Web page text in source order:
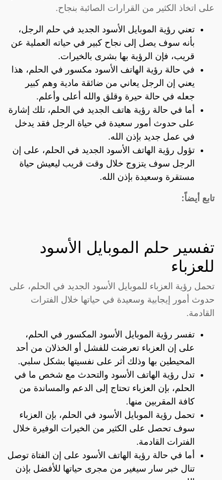
على اتخاذ الكثير من القرارات الصائبة بنجاح.
تعني رؤية الموبايل الأسود الجديد في حلم الرجل،
بأنه سوف يصل إلى نجاح كبير في حياته العملية عن
قريب، فإن الرؤية بها بشرى بالخيرات.
في حالة رؤية الهاتف الأسود مكسور في الحلم، هذا
يعني إن الرجل يعاني من ضائقة مادية وهم كبير
جعله في حالة حيرة وقلق والله أعلى وأعلم.
أما في حالة رؤية هاتف الجديد في الحلم، تلك إشارة
على حدوث أمور سعيدة في حياة الرجل فقد يدخل
في عمل جديد بإذن الله.
تؤول رؤية الهاتف الأسود الجديد في الحلم، على إن
الرجل سوف يتزوج خلال وقت قريب ليعيش حياة
مستقرة وسعيدة بإذن الله.
تابع أيضاً:
تفسير حلم الموبايل الأسود
للعزباء
تحمل رؤية العزباء للموبايل الأسود الجديد في الحلم، على
حدوث أمور إيجابية وسعيدة في حياتها خلال الفترات
القادمة.
تفسر رؤية الموبايل الأسود المكسور في الحلم،
على إن العزباء تعرضت للفشل أو الخذلان من أحد
المحيطين بها وذلك أثر على نفسيتها بشكل سلبي.
تدل رؤية الهاتف الأسود والتحدث مع شخص ما في
الحلم، بإن العزباء تحتاج إلى الدعم والمساندة من
كافة المقربين منها.
تحمل رؤية الموبايل الأسود في الحلم، بإن العزباء
سوف تحصل على الكثير من الخيرات الوفيرة خلال
الفترات القادمة.
أما في حالة رؤية الهاتف الأسود على إن الفتاة توصل
تنال خبر سار سيغير من مجرى حياتها للأفضل بإذن